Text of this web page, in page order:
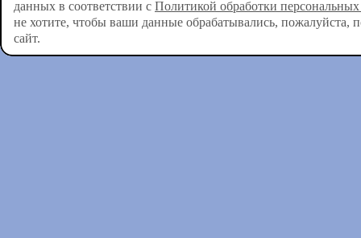
данных в соответствии с Политикой обработки
не хотите, чтобы ваши данные обрабатывались, пожалуйста,
сайт.